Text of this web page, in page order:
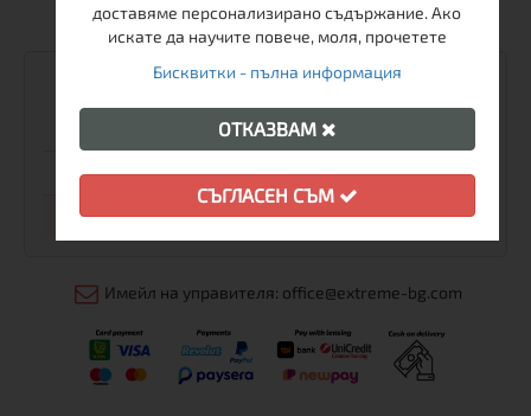
sales@extreme-bg.com
РАБОТНО ВРЕМЕ
Понеделник - Петък
Събота 11:00 - 16:00
Неделя Почивен ден
Имейл на управителя: office@extreme-bg.com
доставяме персонализирано съдържание. Ако
искате да научите повече, моля, прочетете
Бисквитки - пълна информация
ОТКАЗВАМ
СЪГЛАСЕН СЪМ